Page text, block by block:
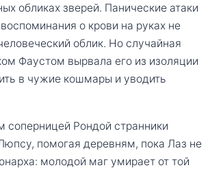
обликах зверей. Панические атаки
о крови на руках не
облик. Но случайная
Фаустом вырвала его из изоляции
в чужие кошмары и уводить
Рондой странники
помогая деревням, пока Лаз не
молодой маг умирает от той